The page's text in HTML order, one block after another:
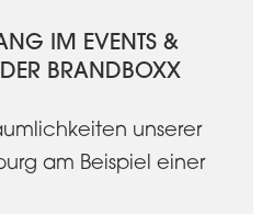
IM EVENTS &
BRANDBOXX
unserer
am Beispiel einer